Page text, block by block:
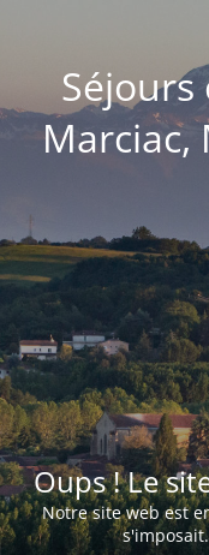
Séjours
Marciac,
Oups ! Le
Notre site web est